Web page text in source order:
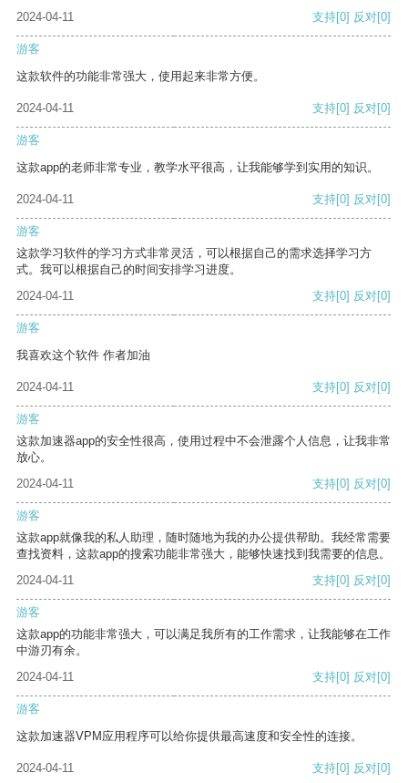
2024-04-11 支持[0] 反对[0]
游客
这款软件的功能非常强大，使用起来非常方便。
2024-04-11 支持[0] 反对[0]
游客
这款app的老师非常专业，教学水平很高，让我能够学到实用的知识。
2024-04-11 支持[0] 反对[0]
游客
这款学习软件的学习方式非常灵活，可以根据自己的需求选择学习方
式。我可以根据自己的时间安排学习进度。
2024-04-11
支持[0] 反对[0]
游客
我喜欢这个软件 作者加油
2024-04-11 支持[0] 反对[0]
游客
这款加速器app的安全性很高，使用过程中不会泄露个人信息，让我非常
放心。
2024-04-11
支持[0] 反对[0]
游客
这款app就像我的私人助理，随时随地为我的办公提供帮助。我经常需要
查找资料，这款app的搜索功能非常强大，能够快速找到我需要的信息。
2024-04-11
支持[0] 反对[0]
游客
这款app的功能非常强大，可以满足我所有的工作需求，让我能够在工作
中游刃有余。
2024-04-11
支持[0] 反对[0]
游客
这款加速器VPM应用程序可以给你提供最高速度和安全性的连接。
2024-04-11 支持[0] 反对[0]